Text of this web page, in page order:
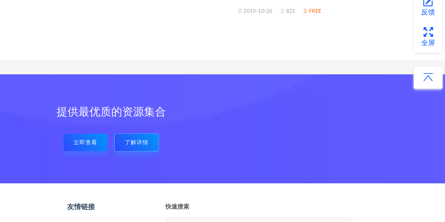
2019-10-26 821 FREE
提供最优质的资源集合
立即查看 了解详情
友情链接 快速搜索
反馈
全屏